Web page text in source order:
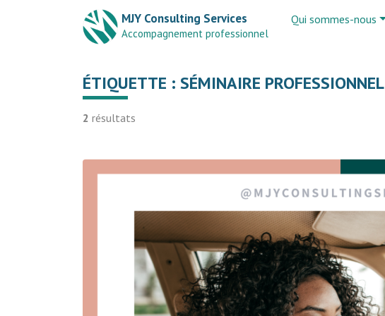
MJY Consulting Services
Accompagnement professionnel
Qui sommes-nous
ÉTIQUETTE : SÉMINAIRE PROFESSIONNEL
2 résultats